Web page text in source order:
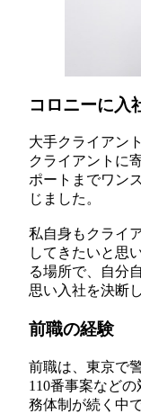
コロニーに入
大手クライアン
クライアントに
ポートまでワン
じました。
私自身もクライ
してきたいと思
る場所で、自分
思い入社を決断
前職の経験
前職は、東京で
110番事案など
務体制が続く中